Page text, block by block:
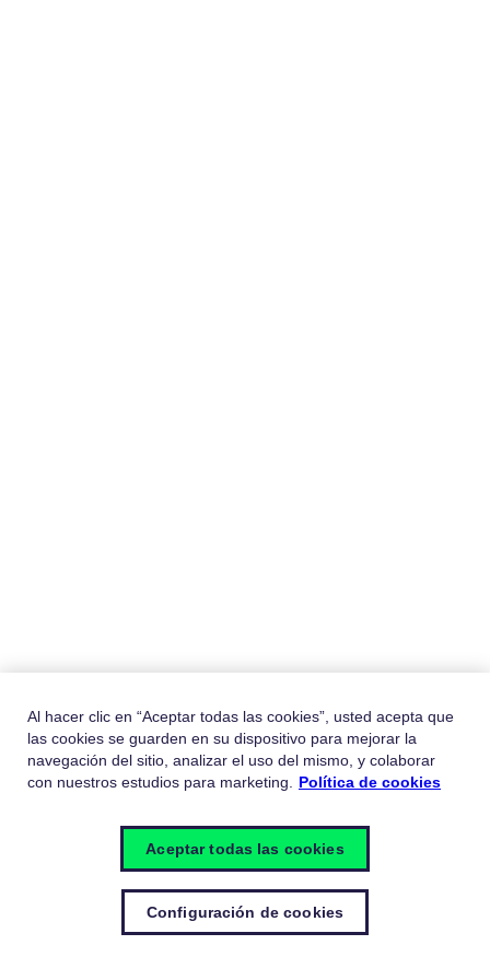
Al hacer clic en “Aceptar todas las cookies”, usted acepta que
las cookies se guarden en su dispositivo para mejorar la
navegación del sitio, analizar el uso del mismo, y colaborar
con nuestros estudios para marketing.
Política de cookies
Configuración de cookies
Aceptar todas las cookies